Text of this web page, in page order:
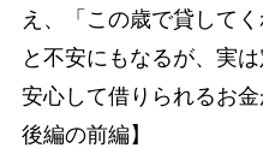
え、「この歳で貸して
と不安にもなるが、実
安心して借りられるお
後編の前編】